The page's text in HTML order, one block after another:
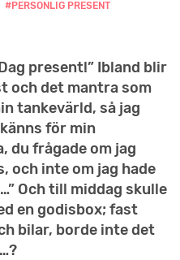
#PERSONLIG PRESENT
present!” Ibland blir
och det mantra som
tankevärld, så jag
för min
du frågade om jag
och inte om jag hade
Och till middag skulle
en godisbox; fast
bilar, borde inte det